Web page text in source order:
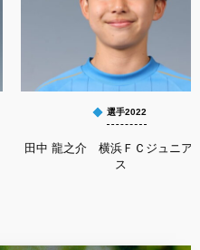
選手2022
田中 龍之介 横浜ＦＣジュニア
ス